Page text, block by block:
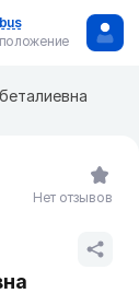
Нет отзывов